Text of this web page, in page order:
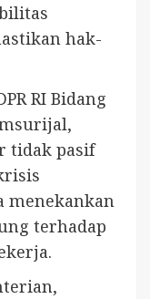
hak-
RI Bidang
tidak pasif
menekankan
terhadap